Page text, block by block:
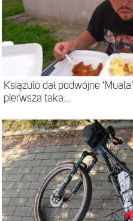
Książulo dał podwójne
pierwsza taka...